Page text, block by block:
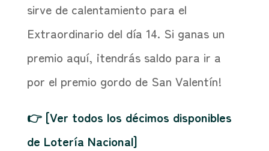
sirve de calentamiento para el
Extraordinario del día 14. Si ganas un
premio aquí, ¡tendrás saldo para ir a
por el premio gordo de San Valentín!
👉 [Ver todos los décimos disponibles
de Lotería Nacional]